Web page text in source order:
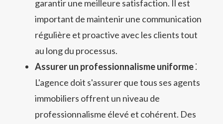
garantir une meilleure satisfaction. Il est
important de maintenir une communication
régulière et proactive avec les clients tout
au long du processus.
Assurer un professionnalisme uniforme⁚
L'agence doit s'assurer que tous ses agents
immobiliers offrent un niveau de
professionnalisme élevé et cohérent. Des